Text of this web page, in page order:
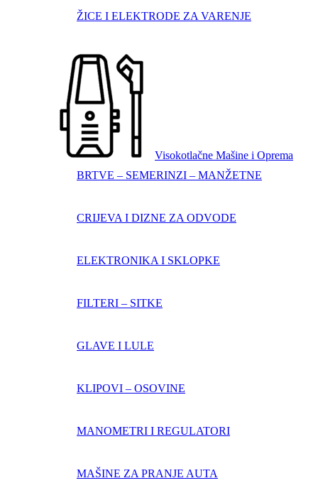
ŽICE I ELEKTRODE ZA VARENJE
Visokotlačne Mašine i Oprema
BRTVE – SEMERINZI – MANŽETNE
CRIJEVA I DIZNE ZA ODVODE
ELEKTRONIKA I SKLOPKE
FILTERI – SITKE
GLAVE I LULE
KLIPOVI – OSOVINE
MANOMETRI I REGULATORI
MAŠINE ZA PRANJE AUTA